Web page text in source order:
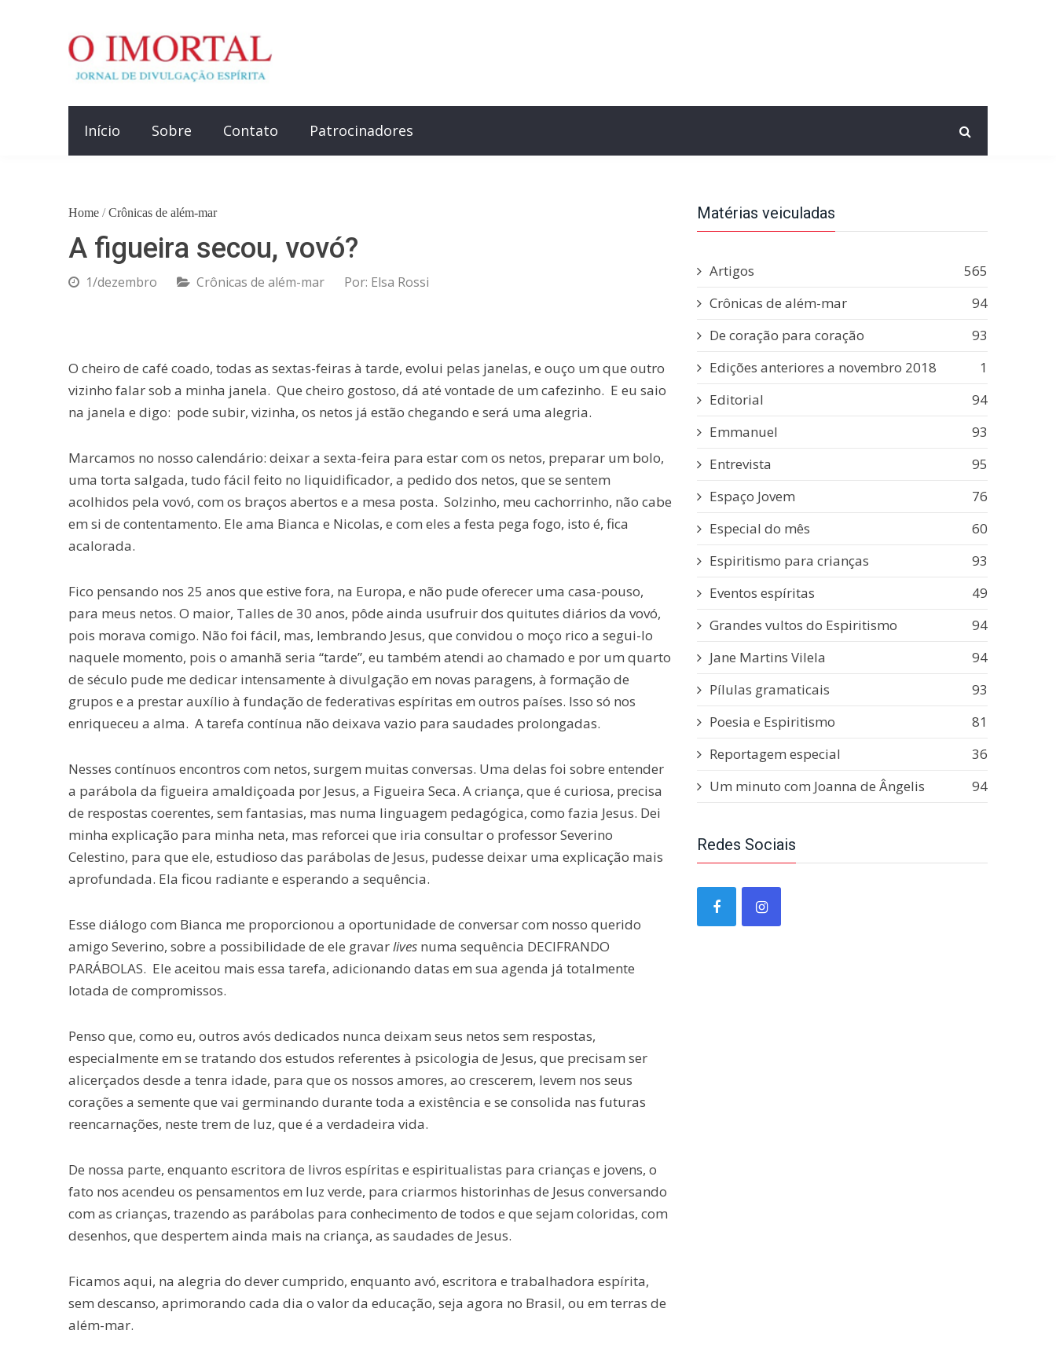
Início Sobre Contato Patrocinadores
Home / Crônicas de além-mar
A figueira secou, vovó?
1/dezembro Crônicas de além-mar Por: Elsa Rossi
O cheiro de café coado, todas as sextas-feiras à tarde, evolui pelas janelas, e ouço um que outro
vizinho falar sob a minha janela. Que cheiro gostoso, dá até vontade de um cafezinho. E eu saio
na janela e digo: pode subir, vizinha, os netos já estão chegando e será uma alegria.
Marcamos no nosso calendário: deixar a sexta-feira para estar com os netos, preparar um bolo,
uma torta salgada, tudo fácil feito no liquidificador, a pedido dos netos, que se sentem
acolhidos pela vovó, com os braços abertos e a mesa posta. Solzinho, meu cachorrinho, não cabe
em si de contentamento. Ele ama Bianca e Nicolas, e com eles a festa pega fogo, isto é, fica
acalorada.
Fico pensando nos 25 anos que estive fora, na Europa, e não pude oferecer uma casa-pouso,
para meus netos. O maior, Talles de 30 anos, pôde ainda usufruir dos quitutes diários da vovó,
pois morava comigo. Não foi fácil, mas, lembrando Jesus, que convidou o moço rico a segui-lo
naquele momento, pois o amanhã seria “tarde”, eu também atendi ao chamado e por um quarto
de século pude me dedicar intensamente à divulgação em novas paragens, à formação de
grupos e a prestar auxílio à fundação de federativas espíritas em outros países. Isso só nos
enriqueceu a alma. A tarefa contínua não deixava vazio para saudades prolongadas.
Nesses contínuos encontros com netos, surgem muitas conversas. Uma delas foi sobre entender
a parábola da figueira amaldiçoada por Jesus, a Figueira Seca. A criança, que é curiosa, precisa
de respostas coerentes, sem fantasias, mas numa linguagem pedagógica, como fazia Jesus. Dei
minha explicação para minha neta, mas reforcei que iria consultar o professor Severino
Celestino, para que ele, estudioso das parábolas de Jesus, pudesse deixar uma explicação mais
aprofundada. Ela ficou radiante e esperando a sequência.
Esse diálogo com Bianca me proporcionou a oportunidade de conversar com nosso querido
amigo Severino, sobre a possibilidade de ele gravarlives numa sequência DECIFRANDO
PARÁBOLAS. Ele aceitou mais essa tarefa, adicionando datas em sua agenda já totalmente
lotada de compromissos.
Penso que, como eu, outros avós dedicados nunca deixam seus netos sem respostas,
especialmente em se tratando dos estudos referentes à psicologia de Jesus, que precisam ser
alicerçados desde a tenra idade, para que os nossos amores, ao crescerem, levem nos seus
corações a semente que vai germinando durante toda a existência e se consolida nas futuras
reencarnações, neste trem de luz, que é a verdadeira vida.
De nossa parte, enquanto escritora de livros espíritas e espiritualistas para crianças e jovens, o
fato nos acendeu os pensamentos em luz verde, para criarmos historinhas de Jesus conversando
com as crianças, trazendo as parábolas para conhecimento de todos e que sejam coloridas, com
desenhos, que despertem ainda mais na criança, as saudades de Jesus.
Ficamos aqui, na alegria do dever cumprido, enquanto avó, escritora e trabalhadora espírita,
sem descanso, aprimorando cada dia o valor da educação, seja agora no Brasil, ou em terras de
além-mar.
Matérias veiculadas
Artigos
565
Crônicas de além-mar
94
De coração para coração
93
Edições anteriores a novembro 2018
1
Editorial
94
Emmanuel
93
Entrevista
95
Espaço Jovem
76
Especial do mês
60
Espiritismo para crianças
93
Eventos espíritas
49
Grandes vultos do Espiritismo
94
Jane Martins Vilela
94
Pílulas gramaticais
93
Poesia e Espiritismo
81
Reportagem especial
36
Um minuto com Joanna de Ângelis
94
Redes Sociais